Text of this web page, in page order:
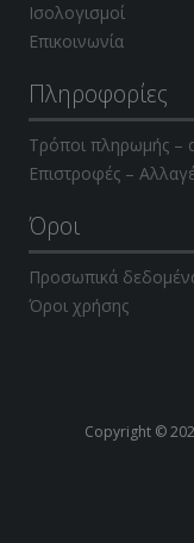
Ισολογισμοί
Επικοινωνία
Πληροφορίες
Τρόποι πληρωμής –
Επιστροφές –
Όροι
Προσωπικά
Όροι χρήσης
Copyright ©